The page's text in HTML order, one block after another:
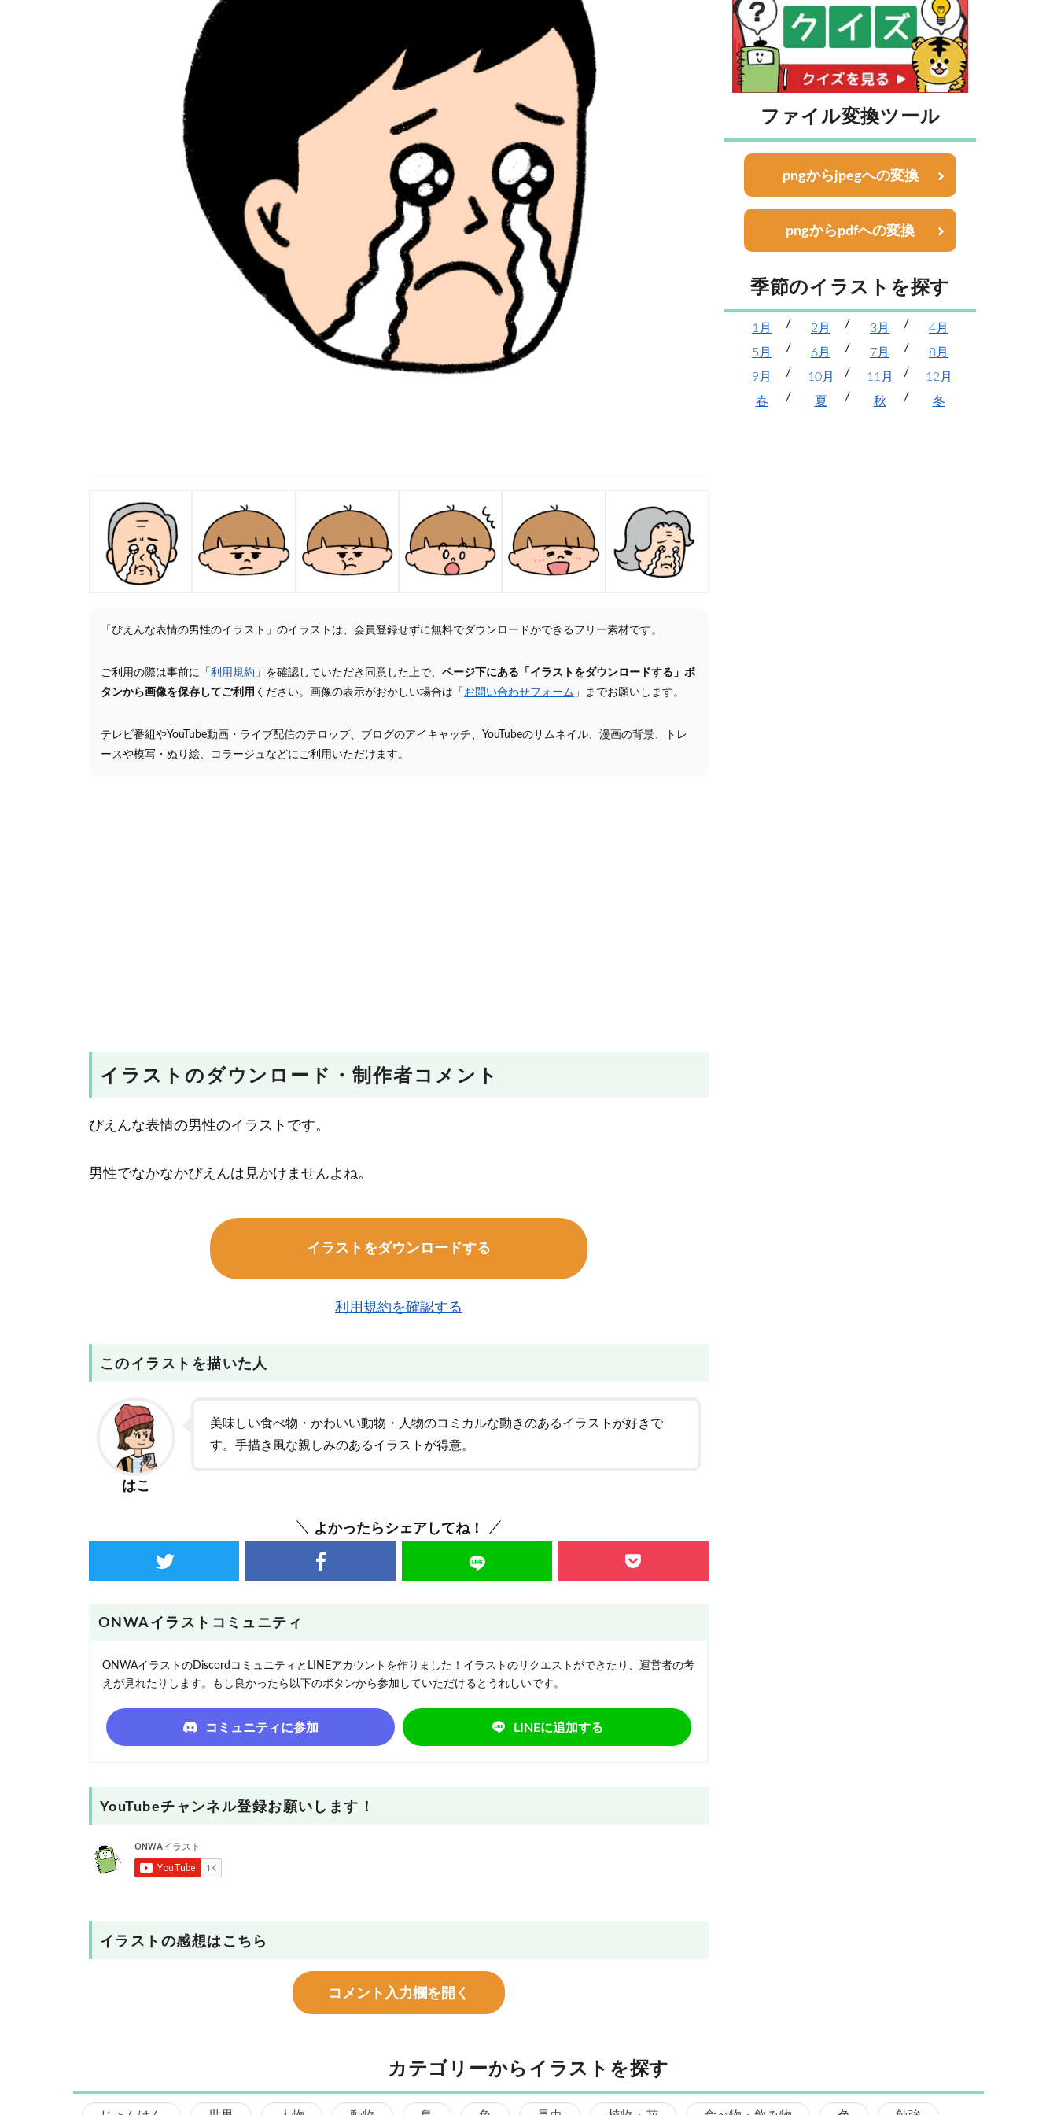
「ぴえんな表情の男性のイラスト」のイラストは、会員登録せずに無料でダウンロードができるフリー素材です。
ご利用の際は事前に「 利用規約 」を確認していただき同意した上で、 ページ下にある「イラストをダウンロードする」ボ
タンから画像を保存してご利用 ください。画像の表示がおかしい場合は「 お問い合わせフォーム 」までお願いします。
テレビ番組やYouTube動画・ライブ配信のテロップ、ブログのアイキャッチ、YouTubeのサムネイル、漫画の背景、トレ
ースや模写・ぬり絵、コラージュなどにご利用いただけます。
イラストのダウンロード・制作者コメント
ぴえんな表情の男性のイラストです。
男性でなかなかぴえんは見かけませんよね。
イラストをダウンロードする
利用規約を確認する
このイラストを描いた人
はこ
美味しい食べ物・かわいい動物・人物のコミカルな動きのあるイラストが好きで
す。手描き風な親しみのあるイラストが得意。
よかったらシェアしてね！
ONWAイラストコミュニティ
ONWAイラストのDiscordコミュニティとLINEアカウントを作りました！イラストのリクエストができたり、運営者の考
えが見れたりします。もし良かったら以下のボタンから参加していただけるとうれしいです。
コミュニティに参加 LINEに追加する
YouTubeチャンネル登録お願いします！
イラストの感想はこちら
コメント入力欄を開く
ファイル変換ツール
pngからjpegへの変換
pngからpdfへの変換
季節のイラストを探す
1月 2月 3月
4月
5月
6月 7月
8月
9月
10月 11月
12月
春
夏 秋 冬
カテゴリーからイラストを探す